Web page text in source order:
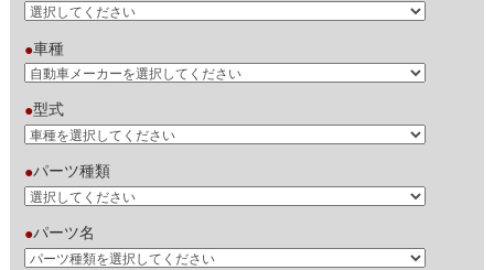
●車種
●型式
●パーツ種類
●パーツ名